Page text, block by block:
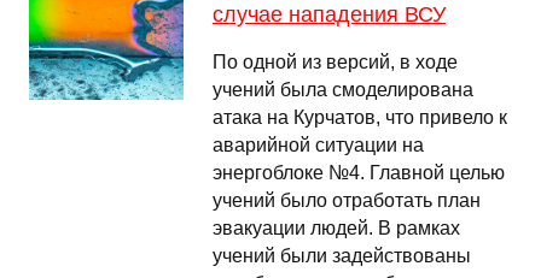
случае нападения ВСУ
По одной из версий, в ходе
учений была смоделирована
атака на Курчатов, что привело к
аварийной ситуации на
энергоблоке №4. Главной целью
учений было отработать план
эвакуации людей. В рамках
учений были задействованы